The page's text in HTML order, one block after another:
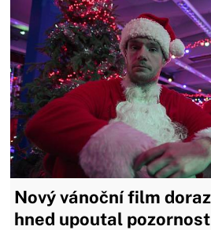
Nový vánoční film
hned upoutal pozornost